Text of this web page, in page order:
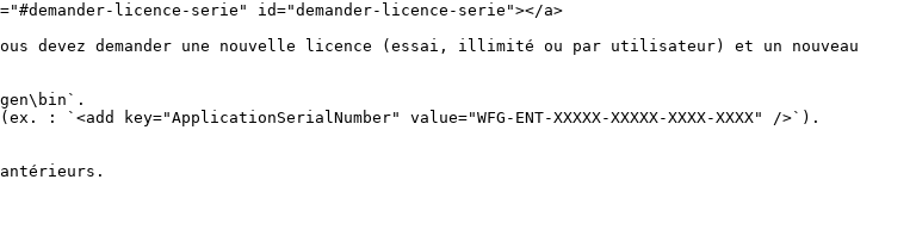
licence-serie" id="demander-licence-serie"></a>
devez demander une nouvelle licence (essai, illimité ou par utilisateur) et un nouveau
key="ApplicationSerialNumber" value="WFG-ENT-XXXXX-XXXXX-XXXX-XXXX" />`).